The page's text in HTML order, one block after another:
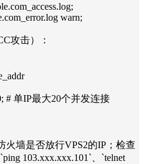
warn;
攻击）：
# 单IP最大20个并发连接
墙是否放行VPS2的IP；检查
103.xxx.xxx.101`、`telnet